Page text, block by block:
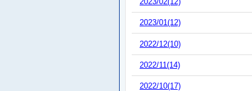
2023/01(12)
2022/12(10)
2022/11(14)
2022/10(17)